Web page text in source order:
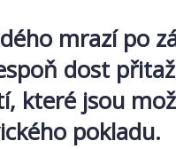
mrazí po
dost
které jsou
pokladu.